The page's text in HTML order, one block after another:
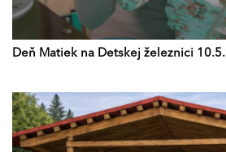
Deň Matiek na Detskej železnici 10.5.